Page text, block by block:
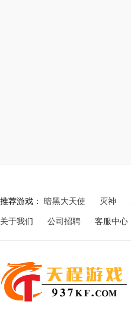
推荐游戏： 暗黑大天使 灭神
关于我们 公司招聘 客服中心